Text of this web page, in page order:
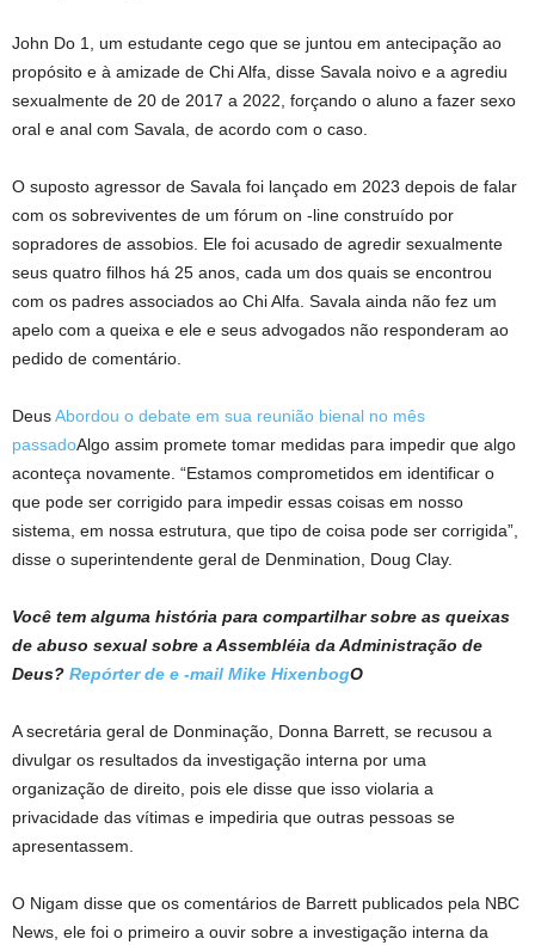
John Do 1, um estudante cego que se juntou em antecipação ao
propósito e à amizade de Chi Alfa, disse Savala noivo e a agrediu
sexualmente de 20 de 2017 a 2022, forçando o aluno a fazer sexo
oral e anal com Savala, de acordo com o caso.
O suposto agressor de Savala foi lançado em 2023 depois de falar
com os sobreviventes de um fórum on -line construído por
sopradores de assobios. Ele foi acusado de agredir sexualmente
seus quatro filhos há 25 anos, cada um dos quais se encontrou
com os padres associados ao Chi Alfa. Savala ainda não fez um
apelo com a queixa e ele e seus advogados não responderam ao
pedido de comentário.
DeusAbordou o debate em sua reunião bienal no mês
passadoAlgo assim promete tomar medidas para impedir que algo
aconteça novamente. “Estamos comprometidos em identificar o
que pode ser corrigido para impedir essas coisas em nosso
sistema, em nossa estrutura, que tipo de coisa pode ser corrigida”,
disse o superintendente geral de Denmination, Doug Clay.
Você tem alguma história para compartilhar sobre as queixas
de abuso sexual sobre a Assembléia da Administração de
Deus? Repórter de e -mail Mike HixenbogO
A secretária geral de Donminação, Donna Barrett, se recusou a
divulgar os resultados da investigação interna por uma
organização de direito, pois ele disse que isso violaria a
privacidade das vítimas e impediria que outras pessoas se
apresentassem.
O Nigam disse que os comentários de Barrett publicados pela NBC
News, ele foi o primeiro a ouvir sobre a investigação interna da